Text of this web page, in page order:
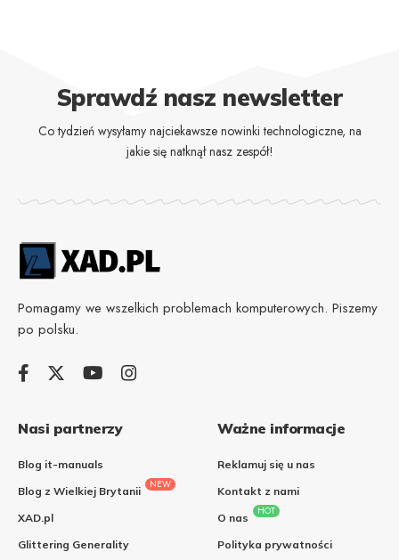
Sprawdź nasz newsletter
Co tydzień wysyłamy najciekawsze nowinki technologiczne, na
jakie się natknął nasz zespół!
Pomagamy we wszelkich problemach komputerowych. Piszemy
po polsku.
Nasi partnerzy
Blog it-manuals
Blog z Wielkiej Brytanii
NEW
XAD.pl
Glittering Generality
Ważne informacje
Reklamuj się u nas
Kontakt z nami
O nas
HOT
Polityka prywatności